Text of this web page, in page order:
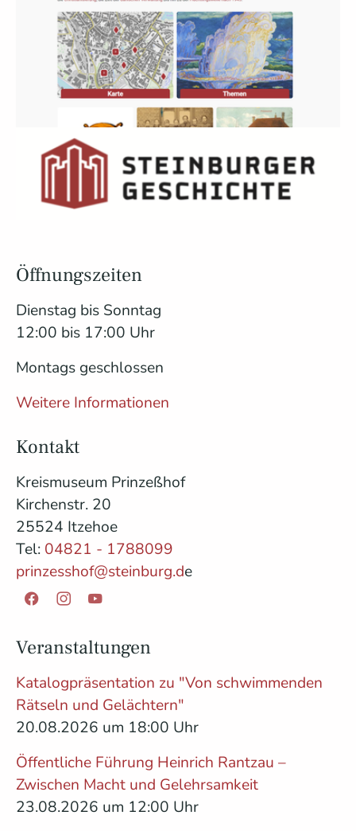
Show larger version for:
Öffnungszeiten
Dienstag bis Sonntag
12:00 bis 17:00 Uhr
Montags geschlossen
Weitere Informationen
Kontakt
Kreismuseum Prinzeßhof
Kirchenstr. 20
25524 Itzehoe
Tel: 04821 - 1788099
prinzesshof@steinburg.de
Facebook
Instagram
YouTube
Veranstaltungen
Katalogpräsentation zu "Von schwimmenden
Rätseln und Gelächtern"
20.08.2026 um 18:00 Uhr
Öffentliche Führung Heinrich Rantzau –
Zwischen Macht und Gelehrsamkeit
23.08.2026 um 12:00 Uhr